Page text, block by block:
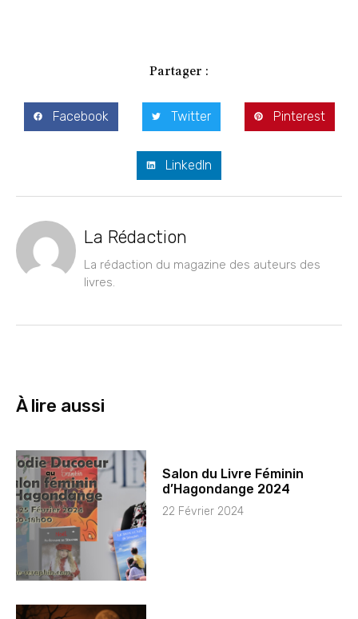
Partager :
Facebook Twitter Pinterest
LinkedIn
La Rédaction
La rédaction du magazine des auteurs des
livres.
À lire aussi
Salon du Livre Féminin
d’Hagondange 2024
22 Février 2024